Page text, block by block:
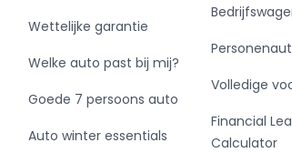
Wettelijke garantie
Welke auto past bij mij?
Goede 7 persoons auto
Auto winter essentials
Volledige
Financial
Calculator